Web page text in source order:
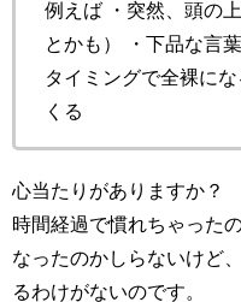
例えば ・突然、頭の
とかも） ・下品な言
タイミングで全裸に
くる
心当たりがありますか？
時間経過で慣れちゃった
なったのかしらないけど
るわけがないのです。